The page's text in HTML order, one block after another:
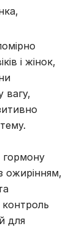
і жінок,
вагу,
гормону
ожирінням,
для